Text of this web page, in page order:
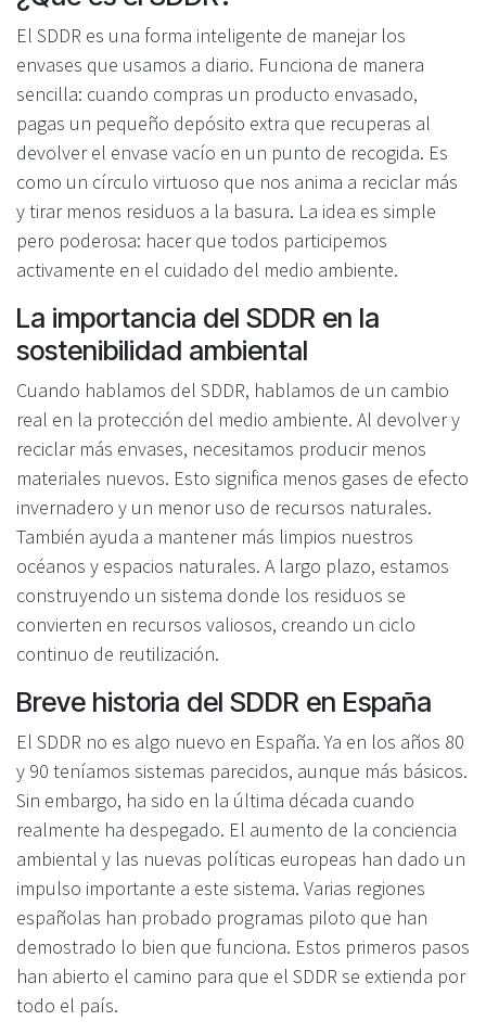
El SDDR es una forma inteligente de manejar los
envases que usamos a diario. Funciona de manera
sencilla: cuando compras un producto envasado,
pagas un pequeño depósito extra que recuperas al
devolver el envase vacío en un punto de recogida. Es
como un círculo virtuoso que nos anima a reciclar más
y tirar menos residuos a la basura. La idea es simple
pero poderosa: hacer que todos participemos
activamente en el cuidado del medio ambiente.
La importancia del SDDR en la
sostenibilidad ambiental
Cuando hablamos del SDDR, hablamos de un cambio
real en la protección del medio ambiente. Al devolver y
reciclar más envases, necesitamos producir menos
materiales nuevos. Esto significa menos gases de efecto
invernadero y un menor uso de recursos naturales.
También ayuda a mantener más limpios nuestros
océanos y espacios naturales. A largo plazo, estamos
construyendo un sistema donde los residuos se
convierten en recursos valiosos, creando un ciclo
continuo de reutilización.
Breve historia del SDDR en España
El SDDR no es algo nuevo en España. Ya en los años 80
y 90 teníamos sistemas parecidos, aunque más básicos.
Sin embargo, ha sido en la última década cuando
realmente ha despegado. El aumento de la conciencia
ambiental y las nuevas políticas europeas han dado un
impulso importante a este sistema. Varias regiones
españolas han probado programas piloto que han
demostrado lo bien que funciona. Estos primeros pasos
han abierto el camino para que el SDDR se extienda por
todo el país.